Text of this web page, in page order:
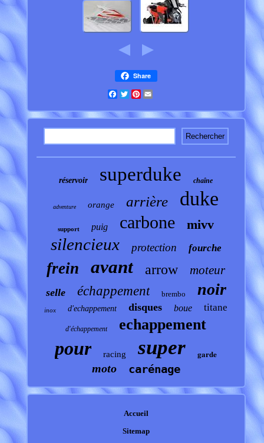
Share
Facebook
TwitterPinterest
réservoir superduke chaîne
adventure orange arrière duke
support puig carbone mivv
silencieux protection fourche
frein avant arrow moteur
selle échappement brembo noir
inox d'echappement disques boue titane
d'échappement echappement
pour racing super garde
moto carénage
Accueil
Sitemap